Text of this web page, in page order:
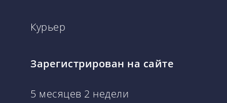
Курьер
Зарегистрирован на сайте
5 месяцев 2 недели